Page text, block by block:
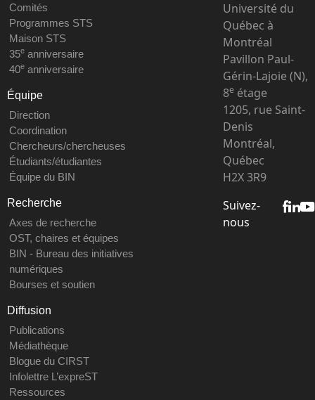
Comités
Programmes STS
Maison STS
35eanniversaire
40eanniversaire
Équipe
Direction
Coordination
Chercheurs/chercheuses
Étudiants/étudiantes
Équipe du BIN
Recherche
Axes de recherche
OST, chaires et équipes
BIN - Bureau des initiatives
numériques
Bourses et soutien
Diffusion
Publications
Médiathèque
Blogue du CIRST
Infolettre L’expreST
Ressources
Université du
Québec à
Montréal
Pavillon Paul-
Gérin-Lajoie (N),
8e étage
1205, rue Saint-
Denis
Montréal,
Québec
H2X 3R9
Suivez-
nous